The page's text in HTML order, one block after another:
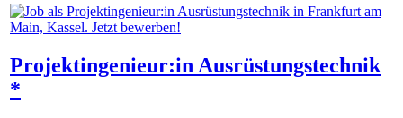
Projektingenieur:in Ausrüstungstechnik
*